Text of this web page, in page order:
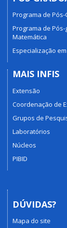
Programa de
Programa de
Matemática
Especialização
MAIS INFIS
Extensão
Coordenação de
Grupos de
Laboratórios
Núcleos
PIBID
DÚVIDAS?
Mapa do site